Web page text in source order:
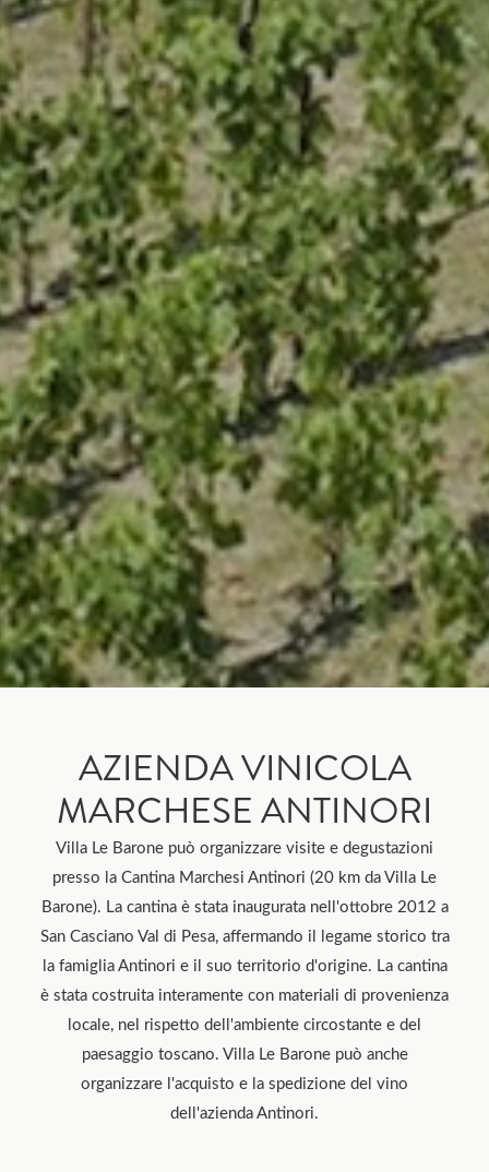
AZIENDA VINICOLA
MARCHESE ANTINORI
Villa Le Barone può organizzare visite e degustazioni
presso la Cantina Marchesi Antinori (20 km da Villa Le
Barone). La cantina è stata inaugurata nell'ottobre 2012 a
San Casciano Val di Pesa, affermando il legame storico tra
la famiglia Antinori e il suo territorio d'origine. La cantina
è stata costruita interamente con materiali di provenienza
locale, nel rispetto dell'ambiente circostante e del
paesaggio toscano. Villa Le Barone può anche
organizzare l'acquisto e la spedizione del vino
dell'azienda Antinori.